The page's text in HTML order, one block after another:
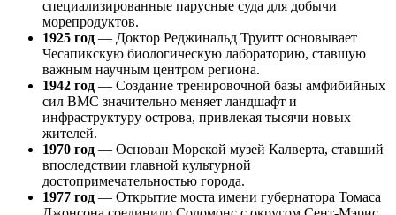
специализированные парусные суда для добычи
морепродуктов.
1925 год — Доктор Реджинальд Труитт основывает
Чесапикскую биологическую лабораторию, ставшую
важным научным центром региона.
1942 год — Создание тренировочной базы амфибийных
сил ВМС значительно меняет ландшафт и
инфраструктуру острова, привлекая тысячи новых
жителей.
1970 год — Основан Морской музей Калверта, ставший
впоследствии главной культурной
достопримечательностью города.
1977 год — Открытие моста имени губернатора Томаса